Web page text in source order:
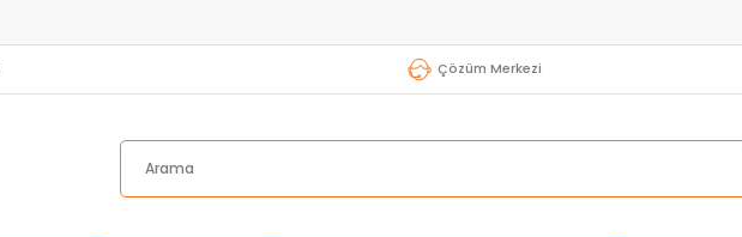
Çözüm Merkezi